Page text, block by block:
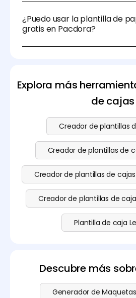
impresora, tijeras o un cúter y
adhesiva. Puedes encontrar
prediseñadas en Pacdora.
¿Puedo usar la plantilla de
gratis en Pacdora?
Explora más
de cajas
Creador de plantillas
Creador de plantillas de
Creador de plantillas de
Creador de plantillas de
Plantilla de caja
Descubre más
Generador de